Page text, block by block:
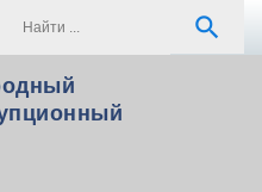
search